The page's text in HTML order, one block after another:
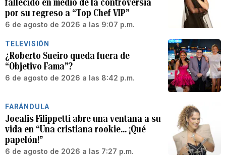
fallecido en medio de la controversia
por su regreso a “Top Chef VIP”
6 de agosto de 2026 a las 9:07 p.m.
TELEVISIÓN
¿Roberto Sueiro queda fuera de
“Objetivo Fama”?
6 de agosto de 2026 a las 8:42 p.m.
FARÁNDULA
Joealis Filippetti abre una ventana a su
vida en “Una cristiana rookie… ¡Qué
papelón!”
6 de agosto de 2026 a las 7:27 p.m.